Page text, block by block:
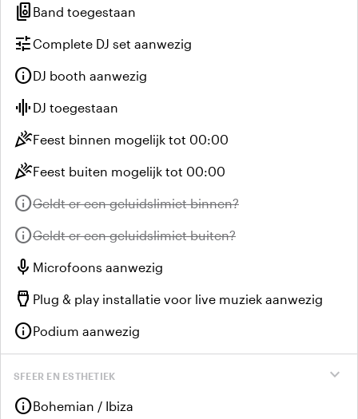
speaker_group Band toegestaan
tuneComplete DJ set aanwezig
infoDJ booth aanwezig
graphic_eq DJ toegestaan
celebrationFeest binnen mogelijk tot 00:00
celebrationFeest buiten mogelijk tot 00:00
infoNiet beschikbaar:
Geldt er een geluidslimiet binnen?
infoNiet beschikbaar:
Geldt er een geluidslimiet buiten?
mic Microfoons aanwezig
settings_input_hdmi Plug & play installatie voor live muziek aanwezig
infoPodium aanwezig
expand_more
SFEER EN ESTHETIEK
infoBohemian / Ibiza